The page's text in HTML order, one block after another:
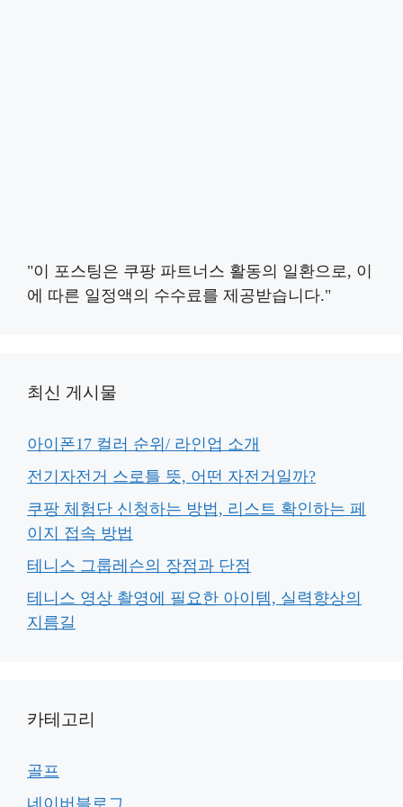
"이 포스팅은 쿠팡 파트너스 활동의 일환으로, 이
에 따른 일정액의 수수료를 제공받습니다."
최신 게시물
아이폰17 컬러 순위/ 라인업 소개
전기자전거 스로틀 뜻, 어떤 자전거일까?
쿠팡 체험단 신청하는 방법, 리스트 확인하는 페
이지 접속 방법
테니스 그룹레슨의 장점과 단점
테니스 영상 촬영에 필요한 아이템, 실력향상의
지름길
카테고리
골프
네이버블로그